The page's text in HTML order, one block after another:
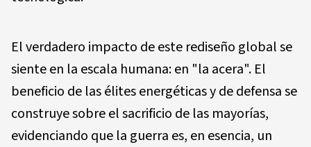
El verdadero impacto de este rediseño global se
siente en la escala humana: en "la acera". El
beneficio de las élites energéticas y de defensa se
construye sobre el sacrificio de las mayorías,
evidenciando que la guerra es, en esencia, un